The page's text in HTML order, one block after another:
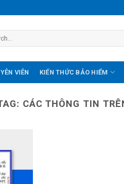
VIÊN KIẾN THỨC BẢO HIỂM
CÁC THÔNG TIN